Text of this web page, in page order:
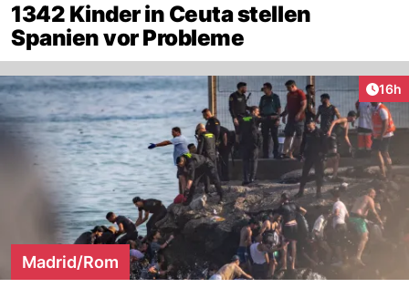
1342 Kinder in Ceuta stellen
Spanien vor Probleme
16h
Madrid/Rom